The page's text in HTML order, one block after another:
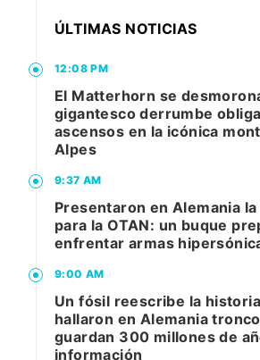
ÚLTIMAS NOTICIAS
12:08 PM
El Matterhorn se
gigantesco derrumbe
ascensos en la icónica
Alpes
9:37 AM
Presentaron en Alemania
para la OTAN: un buque
enfrentar armas
9:00 AM
Un fósil reescribe la
hallaron en Alemania
guardan 300 millones de
información